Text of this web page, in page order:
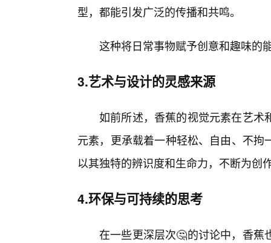
型，都能引发广泛的传播和共鸣。
这种将日常事物赋予创意和趣味的
3.艺术与设计的灵感来源
如前所述，香蕉的视觉元素在艺术
元素，更承载着一种轻松、自由、不
以其独特的辨识度和生命力，不断为创
4.环保与可持续的思考
在一些更深层次🤔的讨论中，香蕉